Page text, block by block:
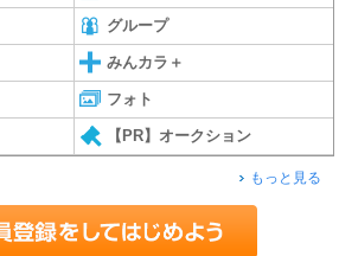
グループ
みんカラ＋
フォト
【PR】オークション
もっと見る